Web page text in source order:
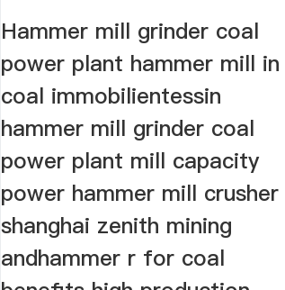
Hammer mill grinder coal
power plant hammer mill in
coal immobilientessin
hammer mill grinder coal
power plant mill capacity
power hammer mill crusher
shanghai zenith mining
andhammer r for coal